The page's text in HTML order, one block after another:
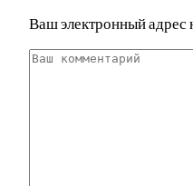
Ваш электронный адрес